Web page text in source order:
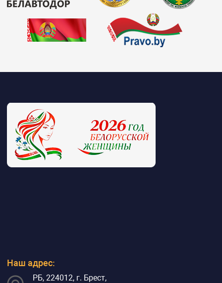
Наш адрес:
РБ, 224012, г. Брест,